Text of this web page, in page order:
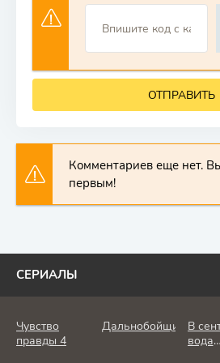
ОТПРАВИТЬ
Комментариев еще нет.
первым!
СЕРИАЛЫ
Чувство
правды 4
Дальнобойщик
В
вода